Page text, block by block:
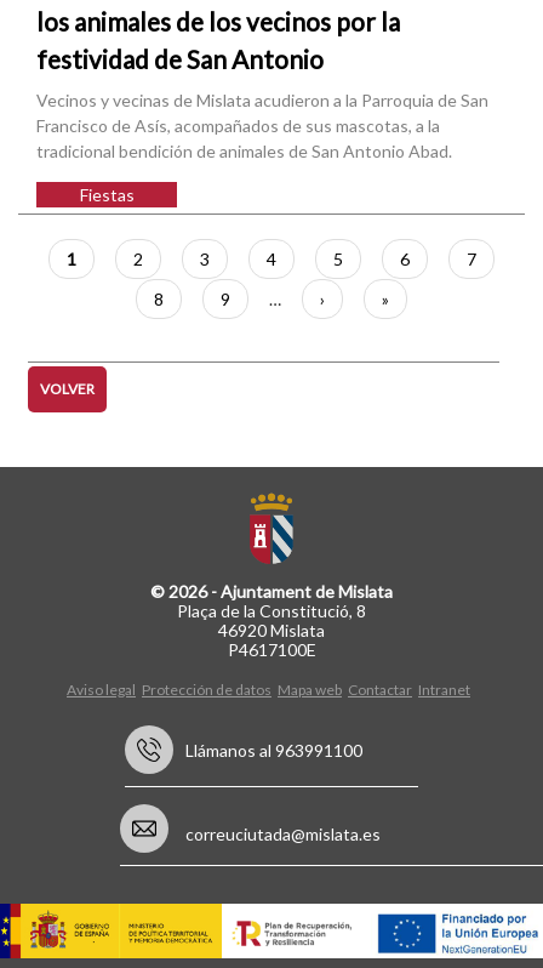
los animales de los vecinos por la
festividad de San Antonio
Vecinos y vecinas de Mislata acudieron a la Parroquia de San
Francisco de Asís, acompañados de sus mascotas, a la
tradicional bendición de animales de San Antonio Abad.
Fiestas
Paginación
Página
actual
1 Página
2 Página
3 Página
4 Página
5 Página
6 Página
7
Página
8 Página
9 …
Siguiente
página
›
Última
página
»
VOLVER
© 2026 - Ajuntament de Mislata
Plaça de la Constitució, 8
46920 Mislata
P4617100E
Aviso legal Protección de datos Mapa web Contactar Intranet
Llámanos al 963991100
correuciutada@mislata.es